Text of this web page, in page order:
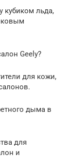
кубиком льда,
Geely?
для кожи,
дыма в
для
и